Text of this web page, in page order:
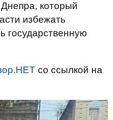
который
избежать
государственную
со ссылкой на